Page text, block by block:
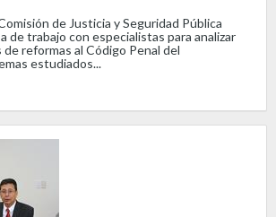
de Justicia y Seguridad Pública
de trabajo con especialistas para analizar
reformas al Código Penal del
estudiados...